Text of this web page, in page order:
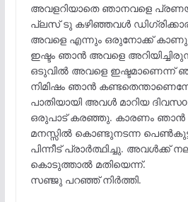
അവളറിയാതെ ഞാനവളെ
പ്ലസ് ടു കഴിഞ്ഞവൾ
അവളെ എന്നും ഒരുനോക്ക്
ഇഷ്ടം ഞാൻ അവളെ
ഒടുവിൽ അവളെ ഇഷ്ടമാണെന്ന്
നിമിഷം ഞാൻ
പാതിയായി അവൾ മാറിയ
ഒരുപാട് കരഞ്ഞു. കാരണം ഞാൻ
മനസ്സിൽ കൊണ്ടുനടന്ന
പിന്നീട് പ്രാർത്ഥിച്ചു. അവൾക്ക്
കൊടുത്താൽ മതിയെന്ന്.
സഞ്ജു പറഞ്ഞ് നിർത്തി.